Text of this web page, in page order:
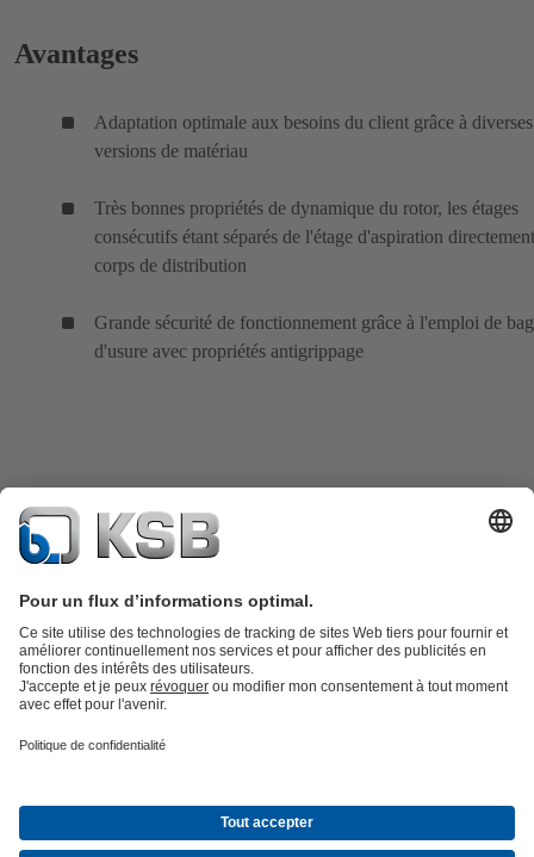
Avantages
Adaptation optimale aux besoins du client grâce à diverses
versions de matériau
Très bonnes propriétés de dynamique du rotor, les étages
consécutifs étant séparés de l'étage d'aspiration
corps de distribution
Grande sécurité de fonctionnement grâce à l'emploi de
d'usure avec propriétés antigrippage
service : service premium pour les pompes et les robinets
Eaux uséesEau propreIndustrieBâtimentÉnergie